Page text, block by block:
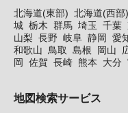
北海道(東部) 北海道(西部)
城 栃木 群馬 埼玉 千葉
山梨 長野 岐阜 静岡 愛
和歌山
鳥取 島根 岡山
岡
佐賀 長崎 熊本 大分
地図検索サービス